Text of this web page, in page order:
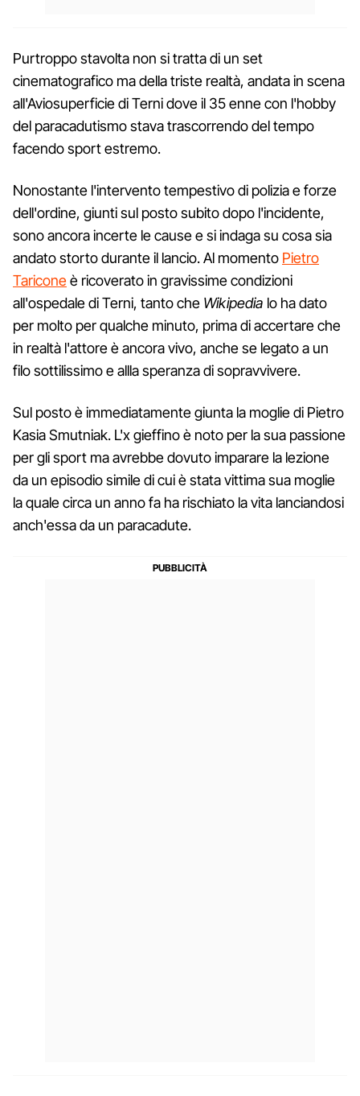
Purtroppo stavolta non si tratta di un set
cinematografico ma della triste realtà, andata in scena
all'Aviosuperficie di Terni dove il 35 enne con l'hobby
del paracadutismo stava trascorrendo del tempo
facendo sport estremo.
Nonostante l'intervento tempestivo di polizia e forze
dell'ordine, giunti sul posto subito dopo l'incidente,
sono ancora incerte le cause e si indaga su cosa sia
andato storto durante il lancio. Al momento Pietro
Tariconeè ricoverato in gravissime condizioni
all'ospedale di Terni, tanto che Wikipedia lo ha dato
per molto per qualche minuto, prima di accertare che
in realtà l'attore è ancora vivo, anche se legato a un
filo sottilissimo e allla speranza di sopravvivere.
Sul posto è immediatamente giunta la moglie di Pietro
Kasia Smutniak. L'x gieffino è noto per la sua passione
per gli sport ma avrebbe dovuto imparare la lezione
da un episodio simile di cui è stata vittima sua moglie
la quale circa un anno fa ha rischiato la vita lanciandosi
anch'essa da un paracadute.